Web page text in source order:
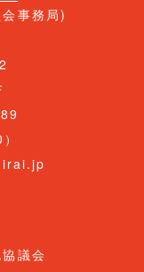
事務局)
議会